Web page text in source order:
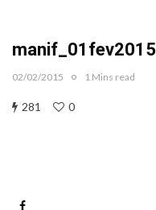
manif_01fev2015
02/02/2015 1 Mins read
281 0